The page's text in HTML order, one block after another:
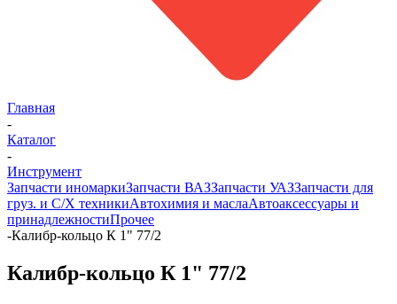
Главная
-
Каталог
-
Инструмент
Запчасти иномаркиЗапчасти ВАЗЗапчасти УАЗЗапчасти для
груз. и С/Х техникиАвтохимия и маслаАвтоаксессуары и
принадлежностиПрочее
-Калибр-кольцо К 1" 77/2
Калибр-кольцо К 1" 77/2